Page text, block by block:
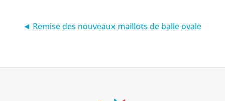
◄ Remise des nouveaux maillots de balle ovale